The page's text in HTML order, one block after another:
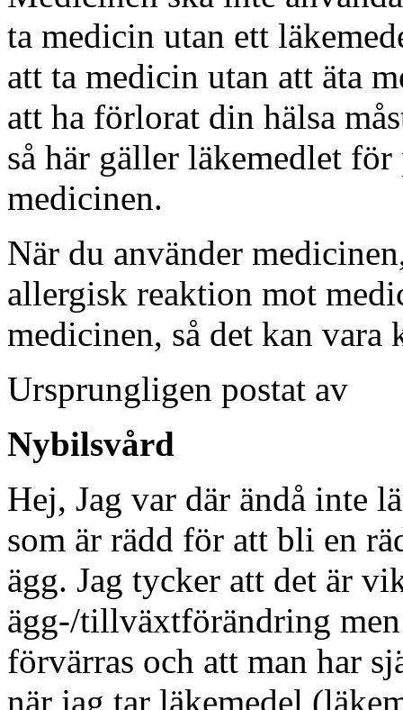
ta medicin utan ett
att ta medicin utan att äta
att ha förlorat din hälsa
så här gäller läkemedlet
medicinen.
När du använder
allergisk reaktion mot
medicinen, så det kan
Ursprungligen postat av
Nybilsvård
Hej, Jag var där ändå inte
som är rädd för att bli en
ägg. Jag tycker att det är
ägg-/tillväxtförändring
förvärras och att man har
när jag tar läkemedel